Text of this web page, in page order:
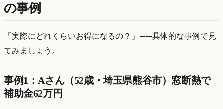
の事例
「実際にどれくらいお得になるの？」——具体的な事例で見
てみましょう。
事例1：Aさん（52歳・埼玉県熊谷市）窓断熱で
補助金62万円